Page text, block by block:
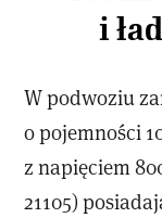
i
W podwoziu
o pojemności
z napięciem
21105)